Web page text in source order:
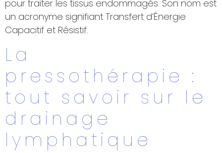
pour traiter les tissus endommagés. Son nom est
un acronyme signifiant Transfert d’Énergie
Capacitif et Résistif.
La
pressothérapie :
tout savoir sur le
drainage
lymphatique